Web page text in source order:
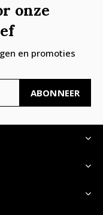
onze
en promoties
ABONNEER